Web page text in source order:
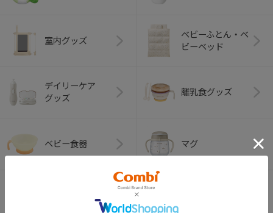
室内グッズ
ベビーふとん・ベ
ビーベッド
デイリーケア
グッズ
離乳食グッズ
ベビー食器 マグ
ン・フォーク